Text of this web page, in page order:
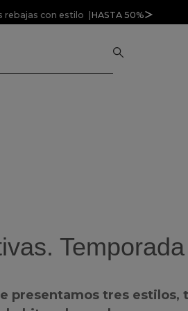
rebajas con estilo |HASTA 50%
presentamos tres estilos,